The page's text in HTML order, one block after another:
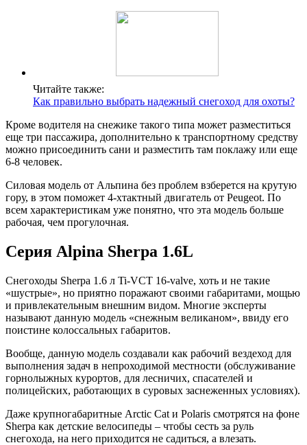
Читайте также:
Как правильно выбрать надежный снегоход для охоты?
Кроме водителя на снежике такого типа может разместиться
еще три пассажира, дополнительно к транспортному средству
можно присоединить сани и разместить там поклажу или еще
6-8 человек.
Силовая модель от Альпина без проблем взберется на крутую
гору, в этом поможет 4-хтактный двигатель от Peugeot. По
всем характеристикам уже понятно, что эта модель больше
рабочая, чем прогулочная.
Серия Alpina Sherpa 1.6L
Снегоходы Sherpa 1.6 л Ti-VCT 16-valve, хоть и не такие
«шустрые», но приятно поражают своими габаритами, мощью
и привлекательным внешним видом. Многие эксперты
называют данную модель «снежным великаном», ввиду его
поистине колоссальных габаритов.
Вообще, данную модель создавали как рабочий вездеход для
выполнения задач в непроходимой местности (обслуживание
горнолыжных курортов, для лесничих, спасателей и
полицейских, работающих в суровых заснеженных условиях).
Даже крупногабаритные Arctic Cat и Polaris смотрятся на фоне
Sherpa как детские велосипеды – чтобы сесть за руль
снегохода, на него приходится не садиться, а влезать.